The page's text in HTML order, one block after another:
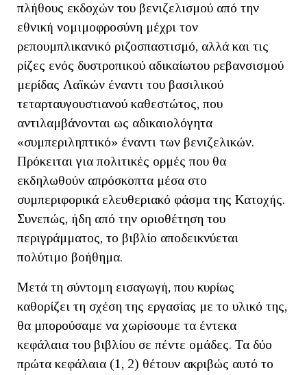
πλήθους εκδοχών του βενιζελισμού από την
εθνική νομιμοφροσύνη μέχρι τον
ρεπουμπλικανικό ριζοσπαστισμό, αλλά και τις
ρίζες ενός δυστροπικού αδικαίωτου ρεβανσισμού
μερίδας Λαϊκών έναντι του βασιλικού
τεταρταυγουστιανού καθεστώτος, που
αντιλαμβάνονται ως αδικαιολόγητα
«συμπεριληπτικό» έναντι των βενιζελικών.
Πρόκειται για πολιτικές ορμές που θα
εκδηλωθούν απρόσκοπτα μέσα στο
συμπεριφορικά ελευθεριακό φάσμα της Κατοχής.
Συνεπώς, ήδη από την οριοθέτηση του
περιγράμματος, το βιβλίο αποδεικνύεται
πολύτιμο βοήθημα.
Μετά τη σύντομη εισαγωγή, που κυρίως
καθορίζει τη σχέση της εργασίας με το υλικό της,
θα μπορούσαμε να χωρίσουμε τα έντεκα
κεφάλαια του βιβλίου σε πέντε ομάδες. Τα δύο
πρώτα κεφάλαια (1, 2) θέτουν ακριβώς αυτό το